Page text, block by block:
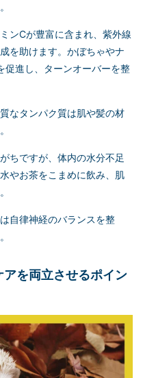
ンCが豊富に含まれ、紫外線
を助けます。かぼちゃやナ
促進し、ターンオーバーを整
なタンパク質は肌や髪の材
ちですが、体内の水分不足
やお茶をこまめに飲み、肌
自律神経のバランスを整
を両立させるポイン